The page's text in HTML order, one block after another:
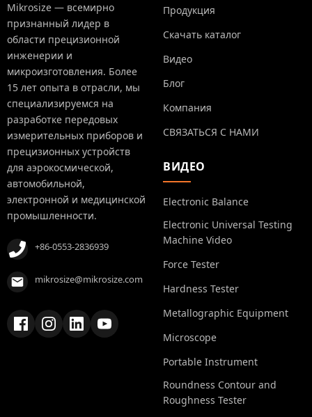
Mikrosize — всемирно
признанный лидер в
области прецизионной
инженерии и
микроизготовления. Более
15 лет опыта в отрасли, мы
специализируемся на
разработке передовых
измерительных приборов и
прецизионных устройств
для аэрокосмической,
автомобильной,
электронной и медицинской
промышленности.
+86-0553-2836939
mikrosize@mikrosize.com
Продукция
Скачать каталог
Видео
Блог
Компания
СВЯЗАТЬСЯ С НАМИ
ВИДЕО
Electronic Balance
Electronic Universal Testing
Machine Video
Force Tester
Hardness Tester
Metallographic Equipment
Microscope
Portable Instrument
Roundness Contour and
Roughness Tester